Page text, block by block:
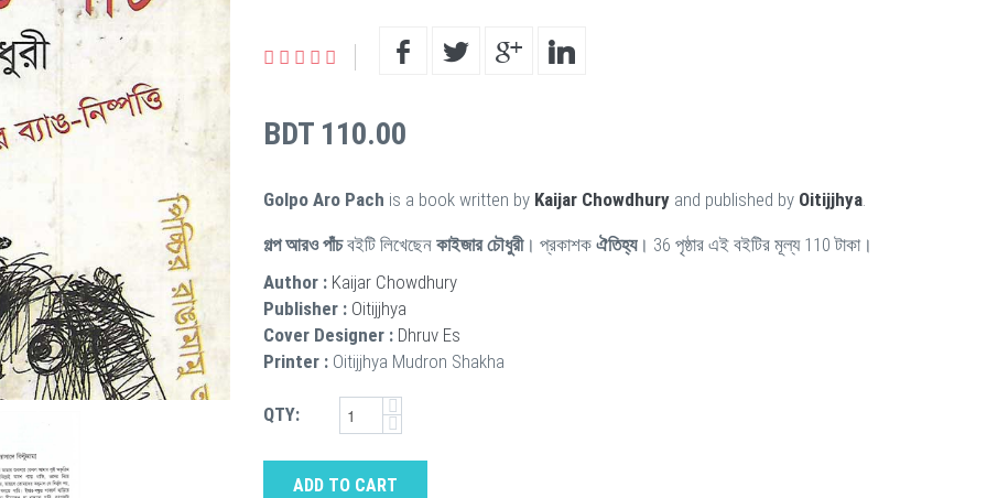
BDT 110.00
Golpo Aro Pach is a book written by Kaijar Chowdhury and published by Oitijjhya.
গল্প আরও পাঁচবইটি লিখেছেন কাইজার চৌধুরী। প্রকাশক ঐতিহ্য। 36 পৃষ্ঠার এই বইটির মূল্য 110 টাকা।
Author : Kaijar Chowdhury
Publisher : Oitijjhya
Cover Designer : Dhruv Es
Printer : Oitijjhya Mudron Shakha
QTY:
ADD TO CART